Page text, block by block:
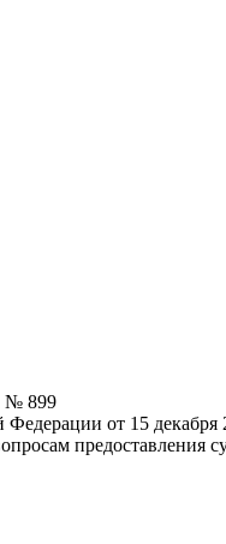
№ 899
Федерации от 15